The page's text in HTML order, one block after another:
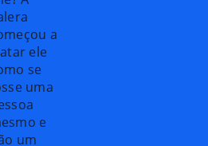
a
ele
se
uma
e
um